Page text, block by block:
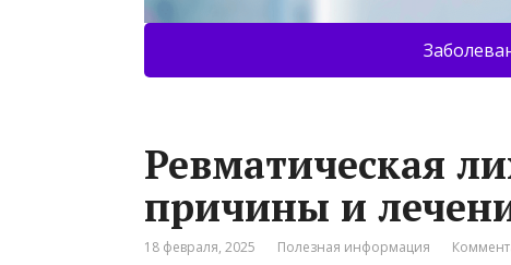
Ревматическая
причины и
18 февраля, 2025 Полезная информация